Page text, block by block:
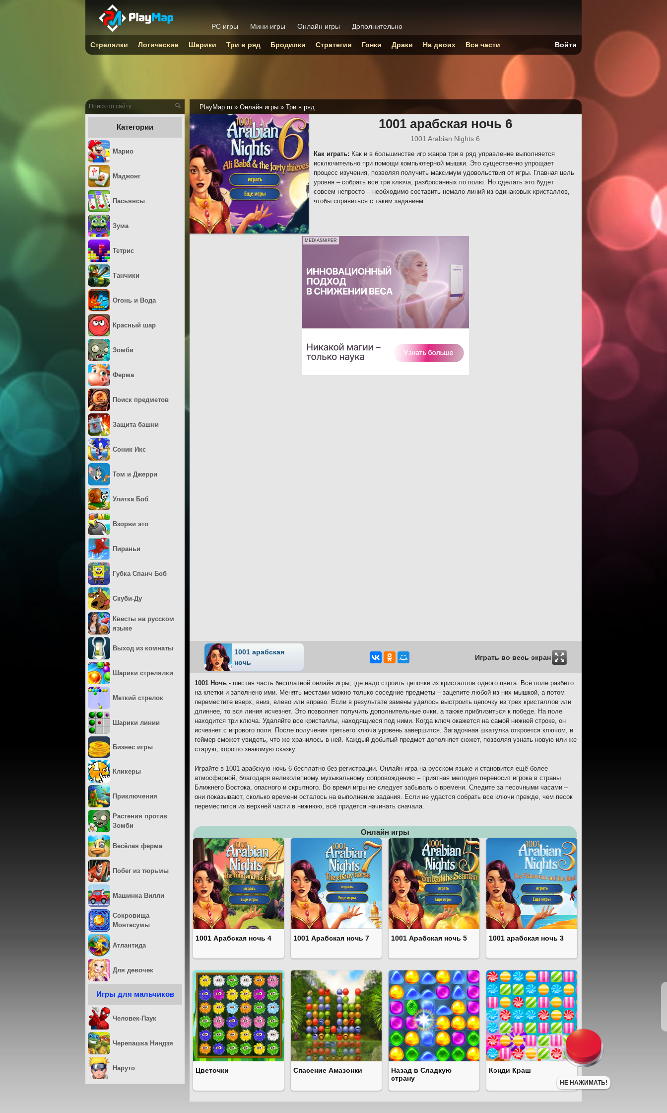
PlayMap.ru » Онлайн игры » Три в ряд
1001 арабская ночь 6
1001 Arabian Nights 6
Как играть: Как и в большинстве игр жанра три в ряд управление выполняется
исключительно при помощи компьютерной мышки. Это существенно упрощает
процесс изучения, позволяя получить максимум удовольствия от игры. Главная цель
уровня – собрать все три ключа, разбросанных по полю. Но сделать это будет
совсем непросто – необходимо составить немало линий из одинаковых кристаллов,
чтобы справиться с таким заданием.
MEDIASNIPER
1001 арабская
ночь
Играть во весь экран
1001 Ночь - шестая часть бесплатной онлайн игры, где надо строить цепочки из кристаллов одного цвета. Всё поле разбито
на клетки и заполнено ими. Менять местами можно только соседние предметы – зацепите любой из них мышкой, а потом
переместите вверх, вниз, влево или вправо. Если в результате замены удалось выстроить цепочку из трех кристаллов или
длиннее, то вся линия исчезнет. Это позволяет получить дополнительные очки, а также приблизиться к победе. На поле
находится три ключа. Удаляйте все кристаллы, находящиеся под ними. Когда ключ окажется на самой нижней строке, он
исчезнет с игрового поля. После получения третьего ключа уровень завершится. Загадочная шкатулка откроется ключом, и
геймер сможет увидеть, что же хранилось в ней. Каждый добытый предмет дополняет сюжет, позволяя узнать новую или же
старую, хорошо знакомую сказку.
Играйте в 1001 арабскую ночь 6 бесплатно без регистрации. Онлайн игра на русском языке и становится ещё более
атмосферной, благодаря великолепному музыкальному сопровождению – приятная мелодия переносит игрока в страны
Ближнего Востока, опасного и скрытного. Во время игры не следует забывать о времени. Следите за песочными часами –
они показывают, сколько времени осталось на выполнение задания. Если не удастся собрать все ключи прежде, чем песок
переместится из верхней части в нижнюю, всё придется начинать сначала.
Онлайн игры
1001 Арабская ночь 4 1001 Арабская ночь 7 1001 Арабская ночь 5 1001 арабская ночь 3
Цветочки Спасение Амазонки
Назад в Сладкую
страну
Кэнди Краш
Категории
Марио
Маджонг
Пасьянсы
Зума
Тетрис
Танчики
Огонь и Вода
Красный шар
Зомби
Ферма
Поиск предметов
Защита башни
Соник Икс
Том и Джерри
Улитка Боб
Взорви это
Пираньи
Губка Спанч Боб
Скуби-Ду
Квесты на русском
языке
Выход из комнаты
Шарики стрелялки
Меткий стрелок
Шарики линии
Бизнес игры
Кликеры
Приключения
Растения против
Зомби
Весёлая ферма
Побег из тюрьмы
Машинка Вилли
Сокровища
Монтесумы
Атлантида
Для девочек
Игры для мальчиков
Человек-Паук
Черепашка Ниндзя
Наруто
PC игры Мини игры Онлайн игры Дополнительно
Стрелялки Логические Шарики Три в ряд Бродилки Стратегии Гонки Драки На двоих Все части Войти
НЕ НАЖИМАТЬ!